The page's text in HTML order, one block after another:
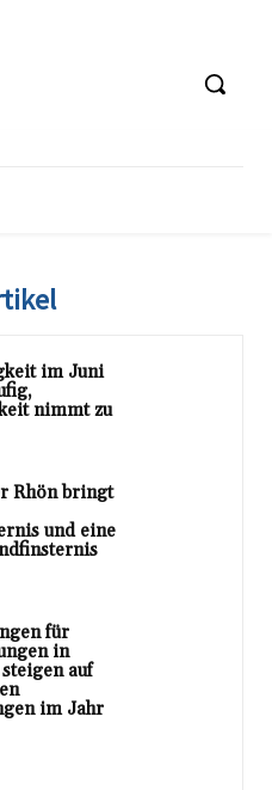
im Juni
nimmt zu
Rhön bringt
und eine
für
in
auf
im Jahr